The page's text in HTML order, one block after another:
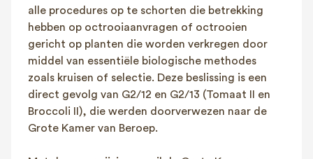
alle procedures op te schorten die betrekking
hebben op octrooiaanvragen of octrooien
gericht op planten die worden verkregen door
middel van essentiële biologische methodes
zoals kruisen of selectie. Deze beslissing is een
direct gevolg van G2/12 en G2/13 (Tomaat II en
Broccoli II), die werden doorverwezen naar de
Grote Kamer van Beroep.